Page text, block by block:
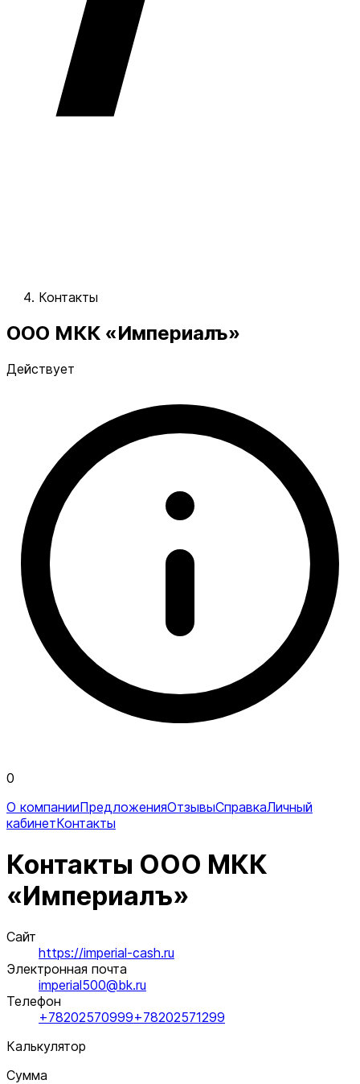
Контакты
ООО МКК «Империалъ»
Действует
0
О компанииПредложенияОтзывыСправкаЛичный
кабинетКонтакты
Контакты ООО МКК
«Империалъ»
Сайт
https://imperial-cash.ru
Электронная почта
imperial500@bk.ru
Телефон
+78202570999+78202571299
Калькулятор
Сумма